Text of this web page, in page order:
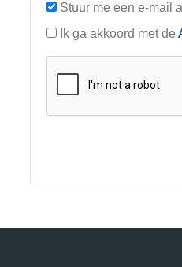
Stuur me een e-mail
Ik ga akkoord met de